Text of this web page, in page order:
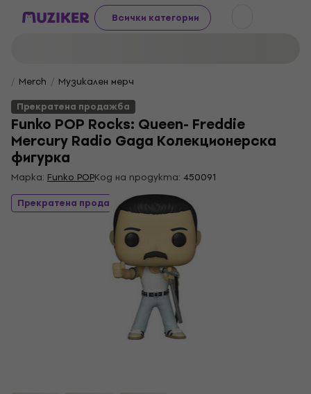
Всички категории
Merch
Музикален мерч
Прекратена продажба
Funko POP Rocks: Queen- Freddie
Mercury Radio Gaga Колекционерска
фигурка
Марка: Funko POPКод на продукта: 450091
Прекратена продажба